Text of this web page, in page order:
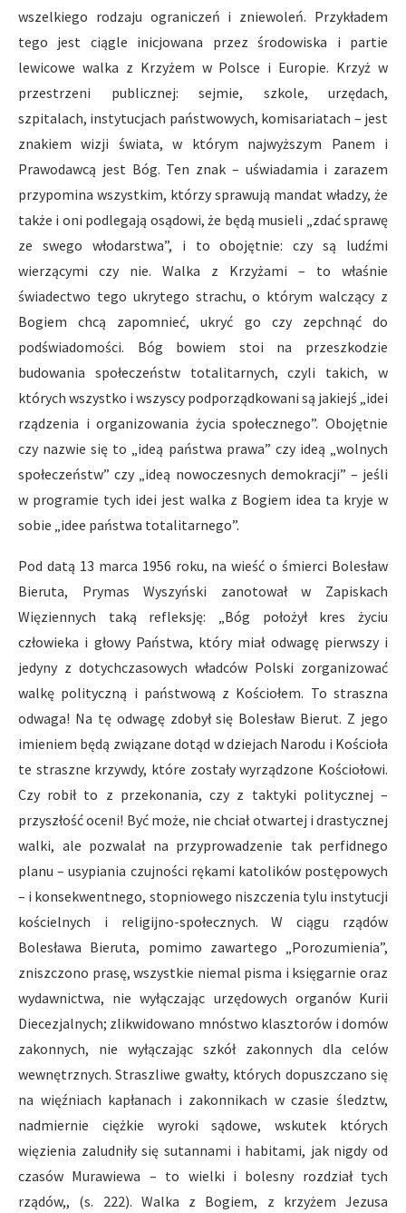
wszelkiego rodzaju ograniczeń i zniewoleń. Przykładem
tego jest ciągle inicjowana przez środowiska i partie
lewicowe walka z Krzyżem w Polsce i Europie. Krzyż w
przestrzeni publicznej: sejmie, szkole, urzędach,
szpitalach, instytucjach państwowych, komisariatach – jest
znakiem wizji świata, w którym najwyższym Panem i
Prawodawcą jest Bóg. Ten znak – uświadamia i zarazem
przypomina wszystkim, którzy sprawują mandat władzy, że
także i oni podlegają osądowi, że będą musieli „zdać sprawę
ze swego włodarstwa”, i to obojętnie: czy są ludźmi
wierzącymi czy nie. Walka z Krzyżami – to właśnie
świadectwo tego ukrytego strachu, o którym walczący z
Bogiem chcą zapomnieć, ukryć go czy zepchnąć do
podświadomości. Bóg bowiem stoi na przeszkodzie
budowania społeczeństw totalitarnych, czyli takich, w
których wszystko i wszyscy podporządkowani są jakiejś „idei
rządzenia i organizowania życia społecznego”. Obojętnie
czy nazwie się to „ideą państwa prawa” czy ideą „wolnych
społeczeństw” czy „ideą nowoczesnych demokracji” – jeśli
w programie tych idei jest walka z Bogiem idea ta kryje w
sobie „idee państwa totalitarnego”.
Pod datą 13 marca 1956 roku, na wieść o śmierci Bolesław
Bieruta, Prymas Wyszyński zanotował w Zapiskach
Więziennych taką refleksję: „Bóg położył kres życiu
człowieka i głowy Państwa, który miał odwagę pierwszy i
jedyny z dotychczasowych władców Polski zorganizować
walkę polityczną i państwową z Kościołem. To straszna
odwaga! Na tę odwagę zdobył się Bolesław Bierut. Z jego
imieniem będą związane dotąd w dziejach Narodu i Kościoła
te straszne krzywdy, które zostały wyrządzone Kościołowi.
Czy robił to z przekonania, czy z taktyki politycznej –
przyszłość oceni! Być może, nie chciał otwartej i drastycznej
walki, ale pozwalał na przyprowadzenie tak perfidnego
planu – usypiania czujności rękami katolików postępowych
– i konsekwentnego, stopniowego niszczenia tylu instytucji
kościelnych i religijno-społecznych. W ciągu rządów
Bolesława Bieruta, pomimo zawartego „Porozumienia”,
zniszczono prasę, wszystkie niemal pisma i księgarnie oraz
wydawnictwa, nie wyłączając urzędowych organów Kurii
Diecezjalnych; zlikwidowano mnóstwo klasztorów i domów
zakonnych, nie wyłączając szkół zakonnych dla celów
wewnętrznych. Straszliwe gwałty, których dopuszczano się
na więźniach kapłanach i zakonnikach w czasie śledztw,
nadmiernie ciężkie wyroki sądowe, wskutek których
więzienia zaludniły się sutannami i habitami, jak nigdy od
czasów Murawiewa – to wielki i bolesny rozdział tych
rządów,, (s. 222). Walka z Bogiem, z krzyżem Jezusa